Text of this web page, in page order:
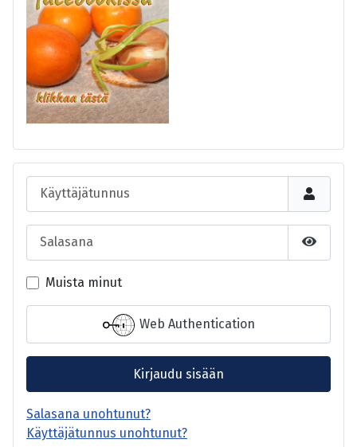
Käyttäjätunnus
Salasana
Näytä
Muista minut
Web Authentication
Kirjaudu sisään
Salasana unohtunut?
Käyttäjätunnus unohtunut?